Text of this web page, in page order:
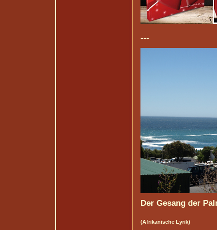
---
Der Gesang der
(Afrikanische Lyrik)